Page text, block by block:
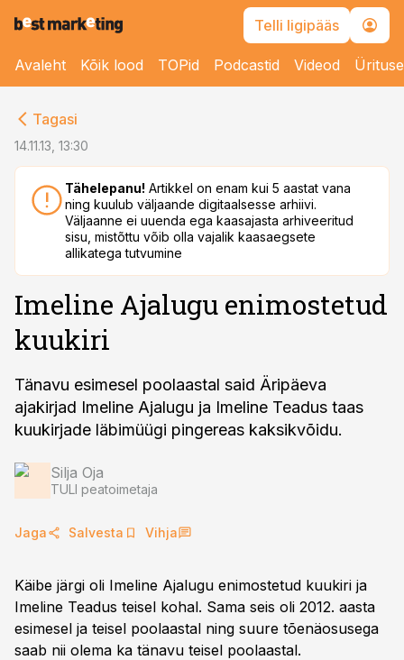
Telli ligipääs
Avaleht Kõik lood TOPid Podcastid Videod
Tagasi
14.11.13, 13:30
Tähelepanu! Artikkel on enam kui 5 aastat vana
ning kuulub väljaande digitaalsesse arhiivi.
Väljaanne ei uuenda ega kaasajasta arhiveeritud
sisu, mistõttu võib olla vajalik kaasaegsete
allikatega tutvumine
Imeline Ajalugu enimostetud
kuukiri
Tänavu esimesel poolaastal said Äripäeva
ajakirjad Imeline Ajalugu ja Imeline Teadus taas
kuukirjade läbimüügi pingereas kaksikvõidu.
Silja Oja
TULI peatoimetaja
Jaga Salvesta Vihja
Käibe järgi oli Imeline Ajalugu enimostetud kuukiri ja
Imeline Teadus teisel kohal. Sama seis oli 2012. aasta
esimesel ja teisel poolaastal ning suure tõenäosusega
saab nii olema ka tänavu teisel poolaastal.